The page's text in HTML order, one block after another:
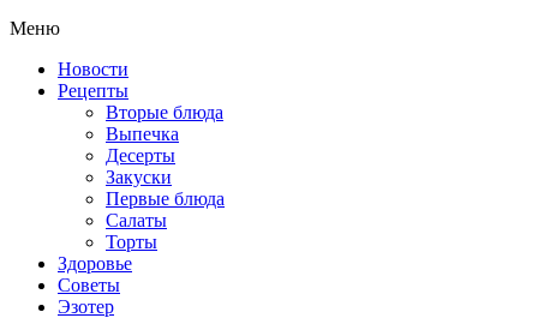
Меню
Новости
Рецепты
Вторые блюда
Выпечка
Десерты
Закуски
Первые блюда
Салаты
Торты
Здоровье
Советы
Эзотер